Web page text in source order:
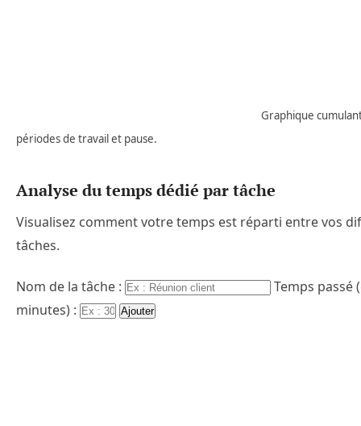
Graphique
périodes de travail et pause.
Analyse du temps dédié par tâche
Visualisez comment votre temps est réparti entre vos
tâches.
Nom de la tâche :
Temps passé
minutes) :
Ajouter